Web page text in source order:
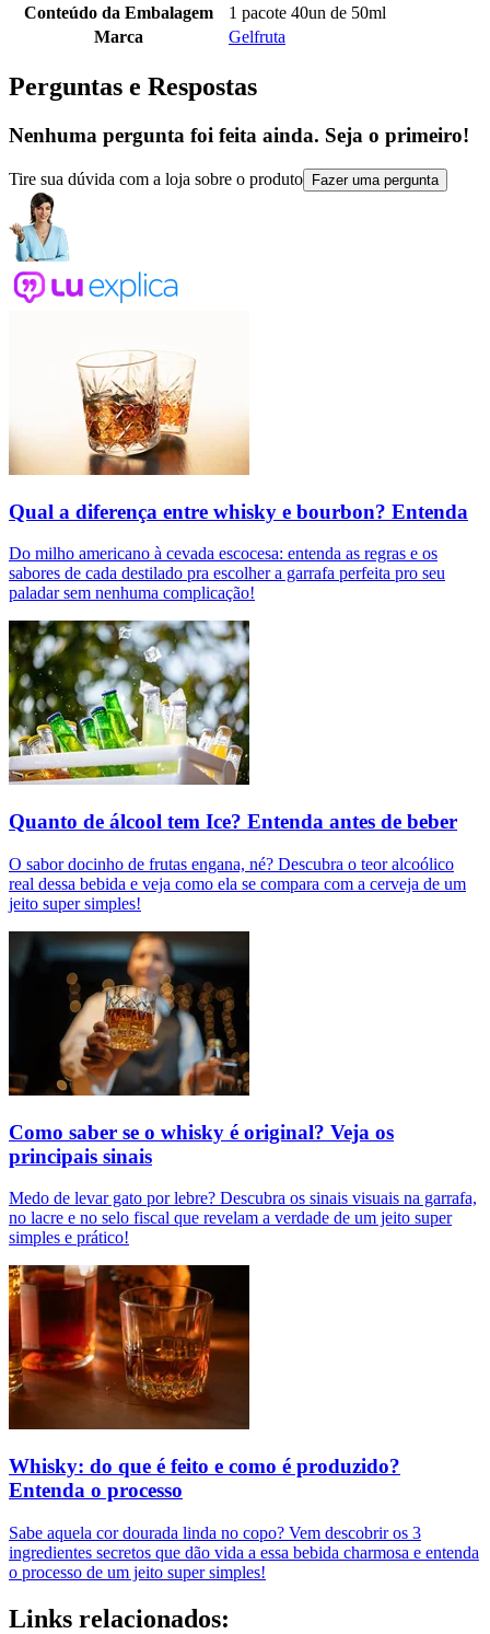
Conteúdo da Embalagem
1 pacote 40un de 50ml
Marca
Gelfruta
Perguntas e Respostas
Nenhuma pergunta foi feita ainda. Seja o primeiro!
Tire sua dúvida com a loja sobre o produto Fazer uma pergunta
Qual a diferença entre whisky e bourbon? Entenda
Do milho americano à cevada escocesa: entenda as regras e os
sabores de cada destilado pra escolher a garrafa perfeita pro seu
paladar sem nenhuma complicação!
Quanto de álcool tem Ice? Entenda antes de beber
O sabor docinho de frutas engana, né? Descubra o teor alcoólico
real dessa bebida e veja como ela se compara com a cerveja de um
jeito super simples!
Como saber se o whisky é original? Veja os
principais sinais
Medo de levar gato por lebre? Descubra os sinais visuais na garrafa,
no lacre e no selo fiscal que revelam a verdade de um jeito super
simples e prático!
Whisky: do que é feito e como é produzido?
Entenda o processo
Sabe aquela cor dourada linda no copo? Vem descobrir os 3
ingredientes secretos que dão vida a essa bebida charmosa e entenda
o processo de um jeito super simples!
Links relacionados: